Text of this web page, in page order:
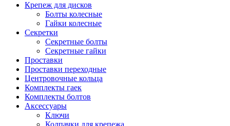
Крепеж для дисков
Болты колесные
Гайки колесные
Секретки
Секретные болты
Секретные гайки
Проставки
Проставки переходные
Центровочные кольца
Комплекты гаек
Комплекты болтов
Аксессуары
Ключи
Колпачки для крепежа